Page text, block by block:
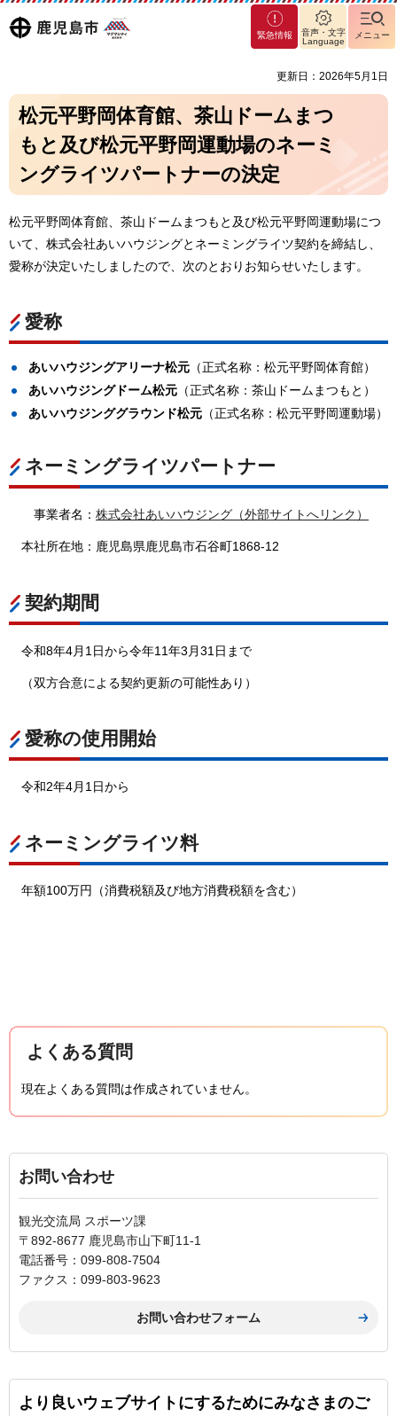
鹿児島
マグ
マシ
緊急情報
音声・文字
Language
メニュー
更新日：2026年5月1日
松元平野岡体育館、茶山ドームまつ
もと及び松元平野岡運動場のネーミ
ングライツパートナーの決定
松元平野岡体育館、茶山ドームまつもと及び松元平野岡運動場につ
いて、株式会社あいハウジングとネーミングライツ契約を締結し、
愛称が決定いたしましたので、次のとおりお知らせいたします。
愛称
あいハウジングアリーナ松元 （正式名称：松元平野岡体育館）
あいハウジングドーム松元 （正式名称：茶山ドームまつもと）
あいハウジンググラウンド松元 （正式名称：松元平野岡運動場）
ネーミングライツパートナー
事業者名： 株式会社あいハウジング（外部サイトへリンク）
本社所在地：鹿児島県鹿児島市石谷町1868-12
契約期間
令和8年4月1日から令年11年3月31日まで
（双方合意による契約更新の可能性あり）
愛称の使用開始
令和2年4月1日から
ネーミングライツ料
年額100万円（消費税額及び地方消費税額を含む）
よくある質問
現在よくある質問は作成されていません。
お問い合わせ
観光交流局 スポーツ課
〒892-8677 鹿児島市山下町11-1
電話番号：099-808-7504
ファクス：099-803-9623
より良いウェブサイトにするためにみなさまのご